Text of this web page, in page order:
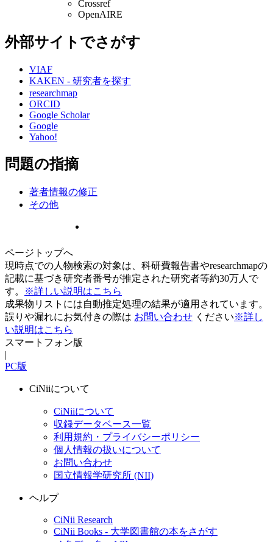
Crossref
OpenAIRE
外部サイトでさがす
VIAF
KAKEN - 研究者を探す
researchmap
ORCID
Google Scholar
Google
Yahoo!
問題の指摘
著者情報の修正
その他
ページトップへ
現時点での人物検索の対象は、科研費報告書やresearchmapの
記載に基づき研究者番号が推定された研究者等約30万人で
す。
※詳しい説明はこちら
成果物リストには自動推定処理の結果が適用されています。
誤りや漏れにお気付きの際は お問い合わせ ください※詳し
い説明はこちら
スマートフォン版
|
PC版
CiNiiについて
CiNiiについて
収録データベース一覧
利用規約・プライバシーポリシー
個人情報の扱いについて
お問い合わせ
国立情報学研究所 (NII)
ヘルプ
CiNii Research
CiNii Books - 大学図書館の本をさがす